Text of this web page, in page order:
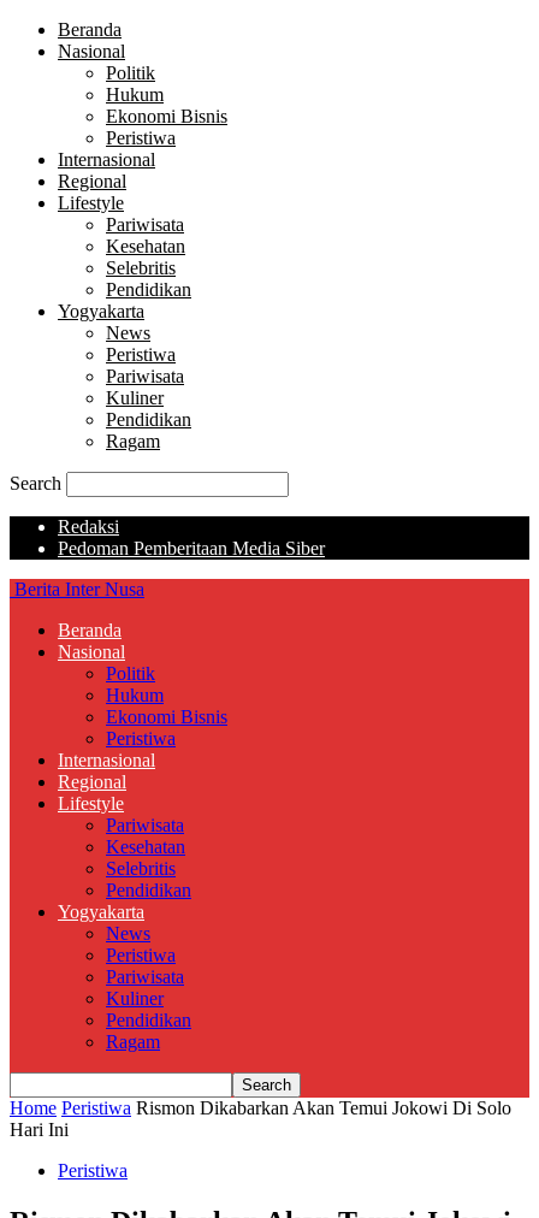
Beranda
Nasional
Politik
Hukum
Ekonomi Bisnis
Peristiwa
Internasional
Regional
Lifestyle
Pariwisata
Kesehatan
Selebritis
Pendidikan
Yogyakarta
News
Peristiwa
Pariwisata
Kuliner
Pendidikan
Ragam
Search
Redaksi
Pedoman Pemberitaan Media Siber
Berita Inter Nusa
Beranda
Nasional
Politik
Hukum
Ekonomi Bisnis
Peristiwa
Internasional
Regional
Lifestyle
Pariwisata
Kesehatan
Selebritis
Pendidikan
Yogyakarta
News
Peristiwa
Pariwisata
Kuliner
Pendidikan
Ragam
Home Peristiwa Rismon Dikabarkan Akan Temui Jokowi Di Solo
Hari Ini
Peristiwa